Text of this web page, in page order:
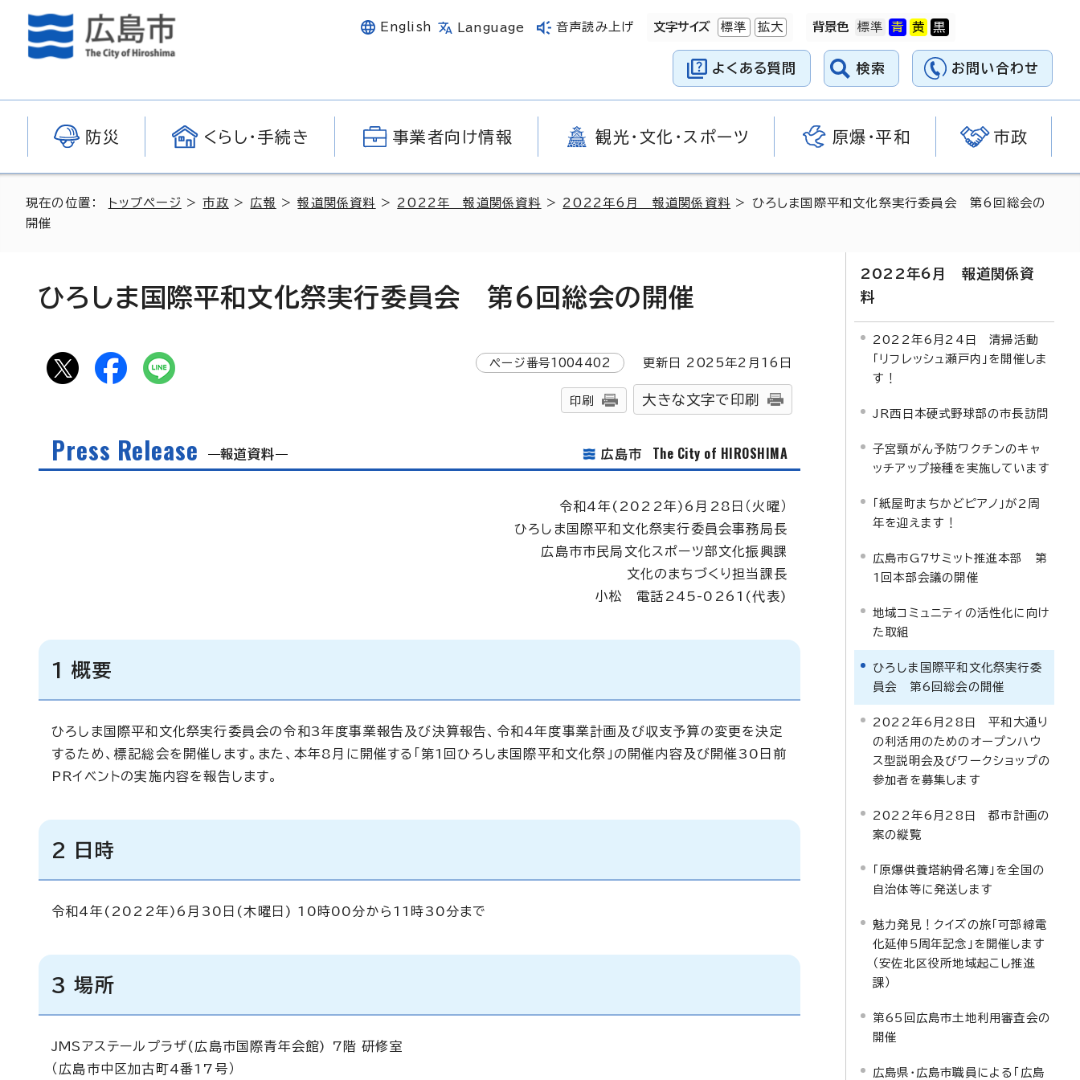
English Language 音声読み上げ 文字サイズ 標準 拡大 背景色
よくある質問 検索 お問い合わせ
防災 くらし・手続き 事業者向け情報 観光・文化・スポーツ 原爆・平和 市政
現在の位置： トップページ >市政 > 広報 >報道関係資料 > 2022年 報道関係資料 > 2022年6月 報道関係資料 > ひろしま国際平和文化祭実行委員会 第6回総会の
開催
ひろしま国際平和文化祭実行委員会 第6回総会の開催
ページ番号1004402 更新日 2025年2月 16 日
印刷 大きな文字で印刷
Press Release 報道資料 広島市 The City of HIROSHIMA
令和4年(2022年)6月28日（火曜）
ひろしま国際平和文化祭実行委員会事務局長
広島市市民局文化スポーツ部文化振興課
文化のまちづくり担当課長
小松 電話245-0261(代表)
1 概要
ひろしま国際平和文化祭実行委員会の令和3年度事業報告及び決算報告、令和4年度事業計画及び収支予算の変更を決定
するため、標記総会を開催します。また、本年8月に開催する「第1回ひろしま国際平和文化祭」の開催内容及び開催30日前
PRイベントの実施内容を報告します。
2 日時
令和4年(2022年)6月30日(木曜日) 10時00分から11時30分まで
3 場所
JMSアステールプラザ(広島市国際青年会館) 7階 研修室
（広島市中区加古町4番17号）
2022年6月 報道関係資
料
2022年6月24日 清掃活動
「リフレッシュ瀬戸内」を開催しま
す！
JR西日本硬式野球部の市長訪問
子宮頸がん予防ワクチンのキャ
ッチアップ接種を実施しています
「紙屋町まちかどピアノ」が2周
年を迎えます！
広島市G7サミット推進本部 第
1回本部会議の開催
地域コミュニティの活性化に向け
た取組
ひろしま国際平和文化祭実行委
員会 第6回総会の開催
2022年6月28日 平和大通り
の利活用のためのオープンハウ
ス型説明会及びワークショップの
参加者を募集します
2022年6月28日 都市計画の
案の縦覧
「原爆供養塔納骨名簿」を全国の
自治体等に発送します
魅力発見！クイズの旅「可部線電
化延伸5周年記念」を開催します
（安佐北区役所地域起こし推進
課）
第65回広島市土地利用審査会の
開催
広島県・広島市職員による「広島